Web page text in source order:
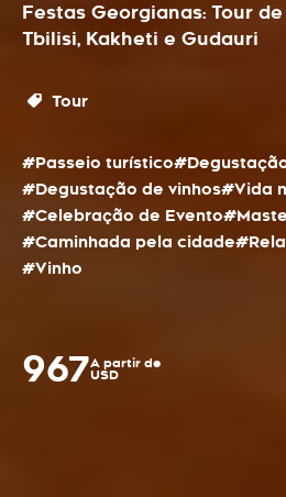
Festas Georgianas: Tour
Tbilisi, Kakheti e Gudauri
Tour
#Passeio turístico
#Degustação de vinhos#Vida
#Celebração de Evento
#Caminhada pela cidade
#Vinho
967A partir de
USD